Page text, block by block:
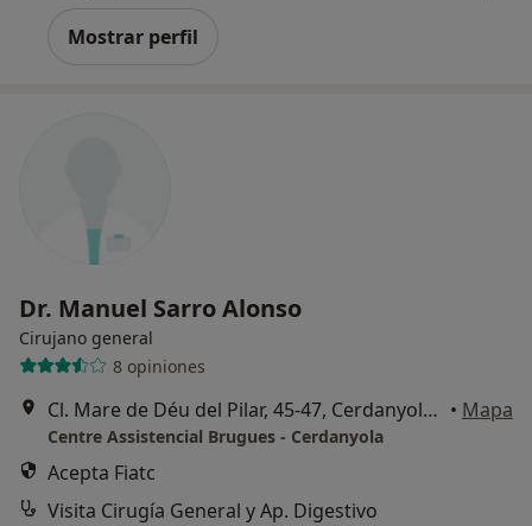
Mostrar perfil
Dr. Manuel Sarro Alonso
Cirujano general
8 opiniones
Cl. Mare de Déu del Pilar, 45-47, Cerdanyola del Vallès • Mapa
Centre Assistencial Brugues - Cerdanyola
Acepta Fiatc
Visita Cirugía General y Ap. Digestivo